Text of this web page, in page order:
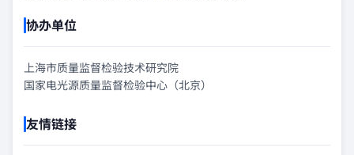
协办单位
上海市质量监督检验技术研究院
国家电光源质量监督检验中心（北京）
友情链接